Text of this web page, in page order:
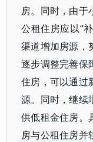
房。同时，由于
公租住房应以“
渠道增加房源，
逐步调整完善保
住房，可以通过
源。同时，继续
供低租金住房。
房与公租住房并